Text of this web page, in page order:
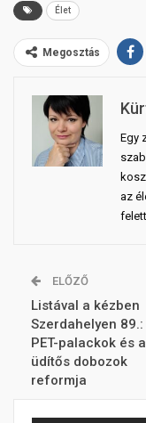
Élet
Megosztás
Egy
az
ELŐZŐ
Listával a kézben
Szerdahelyen 89.:
PET-palackok és
üdítős dobozok
reformja